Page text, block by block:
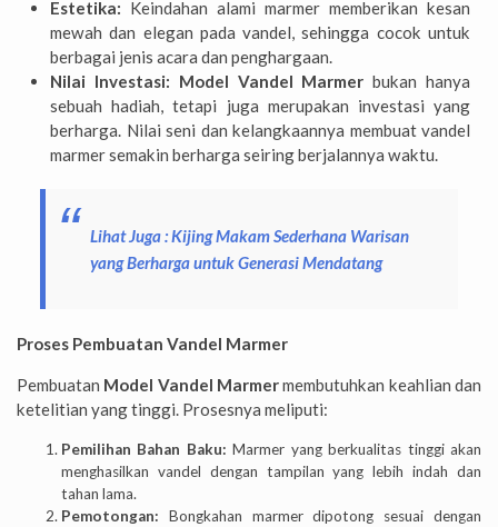
Estetika: Keindahan alami marmer memberikan kesan
mewah dan elegan pada vandel, sehingga cocok untuk
berbagai jenis acara dan penghargaan.
Nilai Investasi: Model Vandel Marmer bukan hanya
sebuah hadiah, tetapi juga merupakan investasi yang
berharga. Nilai seni dan kelangkaannya membuat vandel
marmer semakin berharga seiring berjalannya waktu.
Lihat Juga :Kijing Makam Sederhana Warisan
yang Berharga untuk Generasi Mendatang
Proses Pembuatan Vandel Marmer
Pembuatan Model Vandel Marmermembutuhkan keahlian dan
ketelitian yang tinggi. Prosesnya meliputi:
Pemilihan Bahan Baku: Marmer yang berkualitas tinggi akan
menghasilkan vandel dengan tampilan yang lebih indah dan
tahan lama.
Pemotongan: Bongkahan marmer dipotong sesuai dengan